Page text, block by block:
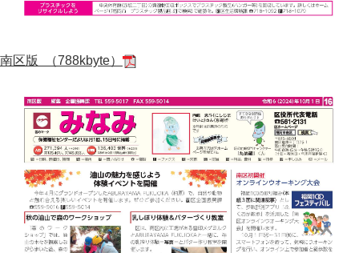
南区版 （788kbyte）